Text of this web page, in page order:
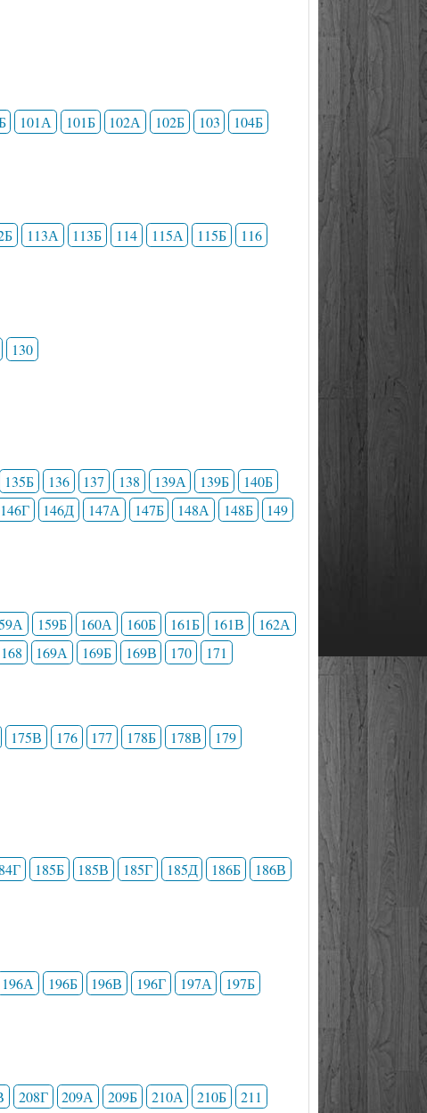
101А 101Б 102А 102Б 103
104Б
113А 113Б 114 115А 115Б
116
130
135Б 136 137 138 139А 139Б
140Б
146Г 146Д 147А 147Б 148А 148Б
149
159Б 160А 160Б 161Б 161В
162А
168 169А 169Б 169В 170 171
175В 176 177 178Б 178В 179
185Б 185В 185Г 185Д 186Б
186В
196А 196Б 196В 196Г 197А
197Б
208Г 209А 209Б 210А 210Б 211